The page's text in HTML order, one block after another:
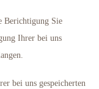
Berichtigung Sie
Ihrer bei uns
bei uns gespeicherten